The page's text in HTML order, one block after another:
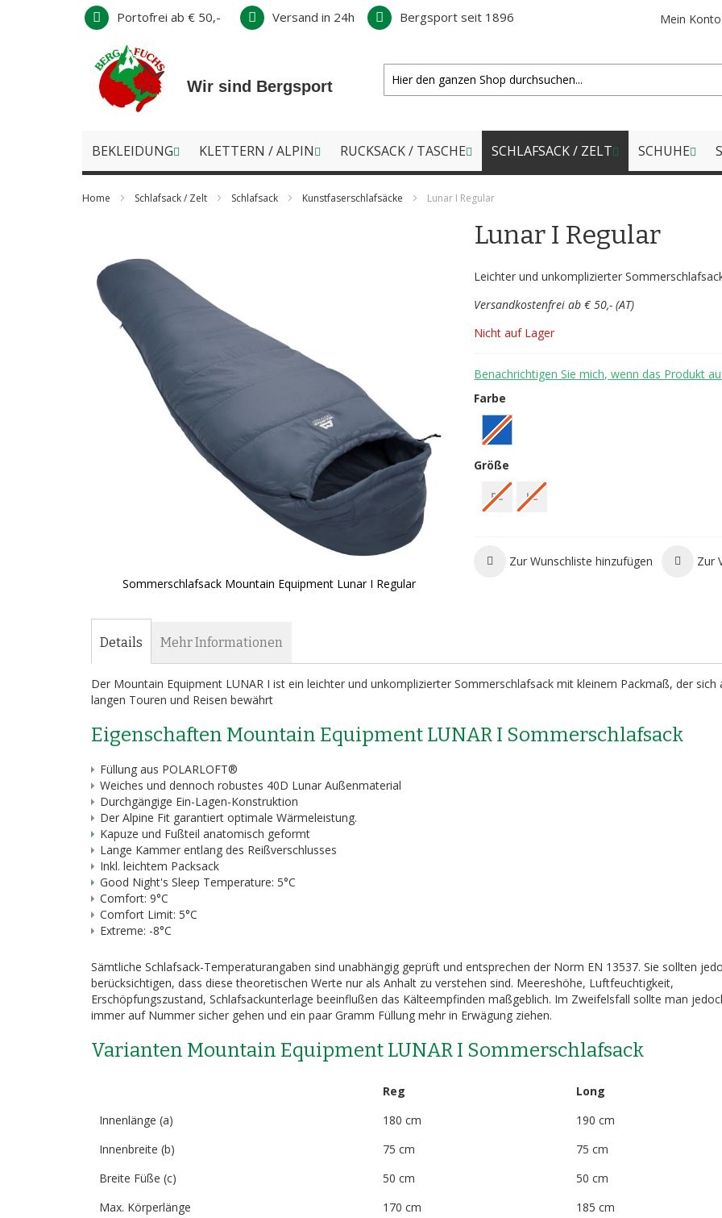
Direkt
Inhalt
Mein Konto
Portofrei ab € 50,- Versand in 24h Bergsport seit 1896
Wir sind Bergsport
BEKLEIDUNG KLETTERN / ALPIN RUCKSACK / TASCHE SCHLAFSACK / ZELT SCHUHE
Home Schlafsack / Zelt Schlafsack Kunstfaserschlafsäcke Lunar I Regular
Bildergalerie
springen
Sommerschlafsack Mountain Equipment Lunar I Regular
Anfang
Bildergalerie
springen
Lunar I Regular
Leichter und unkomplizierter
Versandkostenfrei ab € 50,- (AT)
Nicht auf Lager
Benachrichtigen Sie mich, wenn das Produkt
Farbe
Größe
RZ LZ
Zur Wunschliste hinzufügen Zur
Details
Der Mountain Equipment LUNAR I ist ein leichter und unkomplizierter Sommerschlafsack mit kleinem Packmaß, der sich
langen Touren und Reisen bewährt
Eigenschaften Mountain Equipment LUNAR I Sommerschlafsack
Füllung aus POLARLOFT®
Weiches und dennoch robustes 40D Lunar Außenmaterial
Durchgängige Ein-Lagen-Konstruktion
Der Alpine Fit garantiert optimale Wärmeleistung.
Kapuze und Fußteil anatomisch geformt
Lange Kammer entlang des Reißverschlusses
Inkl. leichtem Packsack
Good Night's Sleep Temperature: 5°C
Comfort: 9°C
Comfort Limit: 5°C
Extreme: -8°C
Sämtliche Schlafsack-Temperaturangaben sind unabhängig geprüft und entsprechen der Norm EN 13537. Sie sollten
berücksichtigen, dass diese theoretischen Werte nur als Anhalt zu verstehen sind. Meereshöhe, Luftfeuchtigkeit,
Erschöpfungszustand, Schlafsackunterlage beeinflußen das Kälteempfinden maßgeblich. Im Zweifelsfall sollte man
immer auf Nummer sicher gehen und ein paar Gramm Füllung mehr in Erwägung ziehen.
Varianten Mountain Equipment LUNAR I Sommerschlafsack
Reg
Long
Innenlänge (a)
180 cm
190 cm
Innenbreite (b)
75 cm
75 cm
Breite Füße (c)
50 cm
50 cm
Max. Körperlänge
170 cm 185 cm
Mehr Informationen